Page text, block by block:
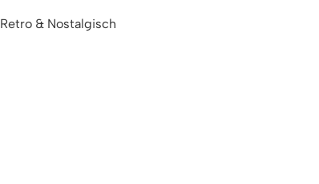
Retro & Nostalgisch